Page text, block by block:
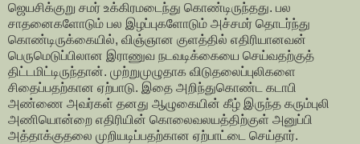
ஜெயசிக்குறு சமர் உக்கிரமடைந்து கொண்டிருந்தது. பல
சாதனைகளோடும் பல இழப்புகளோடும் அச்சமர் தொடர்ந்து
கொண்டிருக்கையில், விஞ்ஞான குளத்தில் எதிரியானவன்
பெருமெடுப்பிலான இராணுவ நடவடிக்கையை செய்வதற்குத்
திட்டமிட்டிருந்தான். முற்றுமுழுதாக விடுதலைப்புலிகளை
சிதைப்பதற்கான ஏற்பாடு. இதை அறிந்துகொண்ட கடாபி
அண்ணை அவர்கள் தனது ஆழுகையின் கீழ் இருந்த கரும்புலி
அணியொன்றை எதிரியின் கொலைவலயத்திற்குள் அனுப்பி
அத்தாக்குதலை முறியடிப்பதற்கான ஏற்பாட்டை செய்தார்.